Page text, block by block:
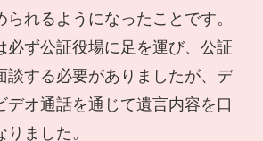
られるようになったことです。
必ず公証役場に足を運び、公証
談する必要がありましたが、デ
デオ通話を通じて遺言内容を口
ました。